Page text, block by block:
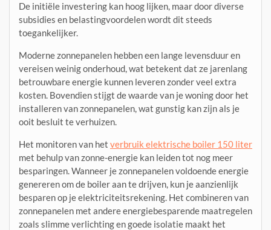
De initiële investering kan hoog lijken, maar door diverse
subsidies en belastingvoordelen wordt dit steeds
toegankelijker.
Moderne zonnepanelen hebben een lange levensduur en
vereisen weinig onderhoud, wat betekent dat ze jarenlang
betrouwbare energie kunnen leveren zonder veel extra
kosten. Bovendien stijgt de waarde van je woning door het
installeren van zonnepanelen, wat gunstig kan zijn als je
ooit besluit te verhuizen.
Het monitoren van het verbruik elektrische boiler 150 liter
met behulp van zonne-energie kan leiden tot nog meer
besparingen. Wanneer je zonnepanelen voldoende energie
genereren om de boiler aan te drijven, kun je aanzienlijk
besparen op je elektriciteitsrekening. Het combineren van
zonnepanelen met andere energiebesparende maatregelen
zoals slimme verlichting en goede isolatie maakt het